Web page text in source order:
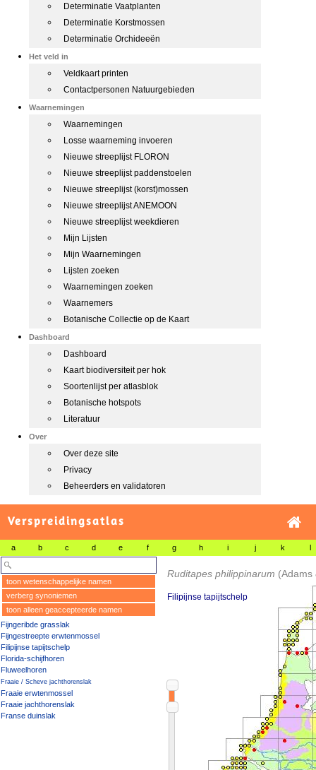
Determinatie Vaatplanten
Determinatie Korstmossen
Determinatie Orchideeën
Het veld in
Veldkaart printen
Contactpersonen Natuurgebieden
Waarnemingen
Waarnemingen
Losse waarneming invoeren
Nieuwe streeplijst FLORON
Nieuwe streeplijst paddenstoelen
Nieuwe streeplijst (korst)mossen
Nieuwe streeplijst ANEMOON
Nieuwe streeplijst weekdieren
Mijn Lijsten
Mijn Waarnemingen
Lijsten zoeken
Waarnemingen zoeken
Waarnemers
Botanische Collectie op de Kaart
Dashboard
Dashboard
Kaart biodiversiteit per hok
Soortenlijst per atlasblok
Botanische hotspots
Literatuur
Over
Over deze site
Privacy
Beheerders en validatoren
Verspreidingsatlas
a b c d e f g h i j k l
toon wetenschappelijke namen
verberg synoniemen
toon alleen geaccepteerde namen
Fijngeribde grasslak
Fijngestreepte erwtenmossel
Filipijnse tapijtschelp
Florida-schijfhoren
Fluweelhoren
Fraaie / Scheve jachthorenslak
Fraaie erwtenmossel
Fraaie jachthorenslak
Franse duinslak
Ruditapes philippinarum (Adams
Filipijnse tapijtschelp